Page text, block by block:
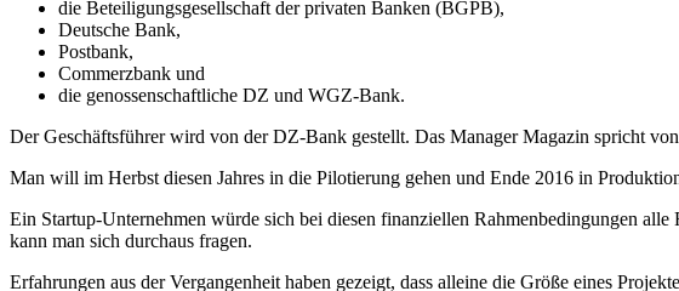
die Beteiligungsgesellschaft der privaten Banken (BGPB),
Deutsche Bank,
Postbank,
Commerzbank und
die genossenschaftliche DZ und WGZ-Bank.
Der Geschäftsführer wird von der DZ-Bank gestellt. Das Manager Magazin spricht
Man will im Herbst diesen Jahres in die Pilotierung gehen und Ende 2016 in
Ein Startup-Unternehmen würde sich bei diesen finanziellen Rahmenbedingungen
kann man sich durchaus fragen.
Erfahrungen aus der Vergangenheit haben gezeigt, dass alleine die Größe eines